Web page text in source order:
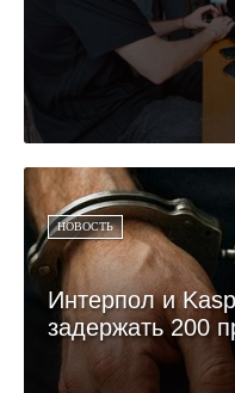
НОВОСТЬ
Интерпол и
задержать 200